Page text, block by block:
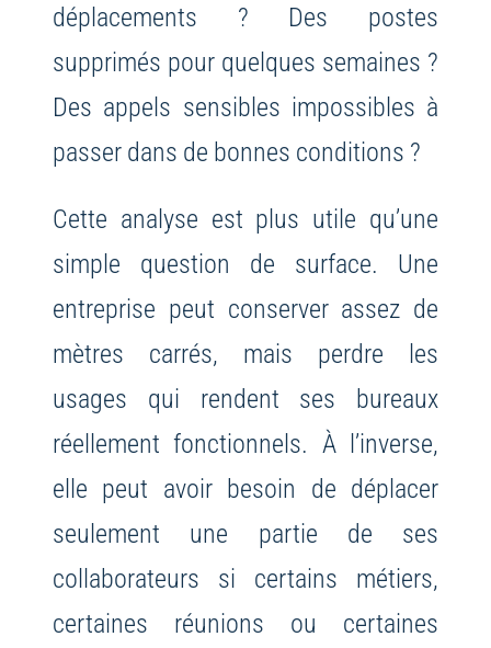
déplacements ? Des postes
supprimés pour quelques semaines ?
Des appels sensibles impossibles à
passer dans de bonnes conditions ?
Cette analyse est plus utile qu’une
simple question de surface. Une
entreprise peut conserver assez de
mètres carrés, mais perdre les
usages qui rendent ses bureaux
réellement fonctionnels. À l’inverse,
elle peut avoir besoin de déplacer
seulement une partie de ses
collaborateurs si certains métiers,
certaines réunions ou certaines